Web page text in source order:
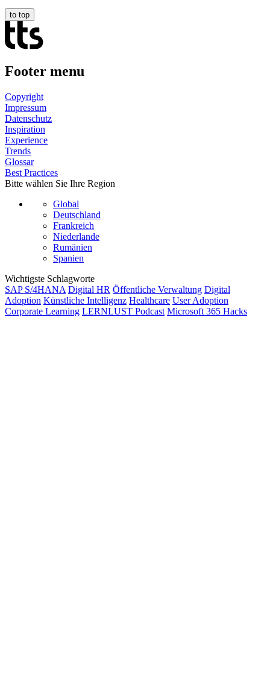
to top
Footer menu
Copyright
Impressum
Datenschutz
Inspiration
Experience
Trends
Glossar
Best Practices
Bitte wählen Sie Ihre Region
Global
Deutschland
Frankreich
Niederlande
Rumänien
Spanien
Wichtigste Schlagworte
SAP S/4HANA Digital HR Öffentliche Verwaltung Digital
Adoption Künstliche Intelligenz Healthcare User Adoption
Corporate Learning LERNLUST Podcast Microsoft 365 Hacks